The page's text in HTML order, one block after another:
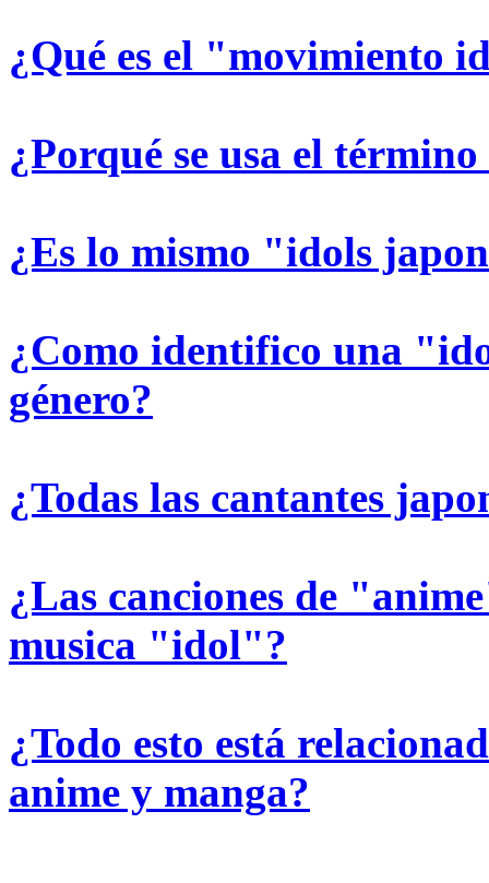
¿Qué es el "movimiento
¿Porqué se usa el
¿Es lo mismo "idols
¿Como identifico una
género?
¿Todas las cantantes
¿Las canciones de
musica "idol"?
¿Todo esto está
anime y manga?